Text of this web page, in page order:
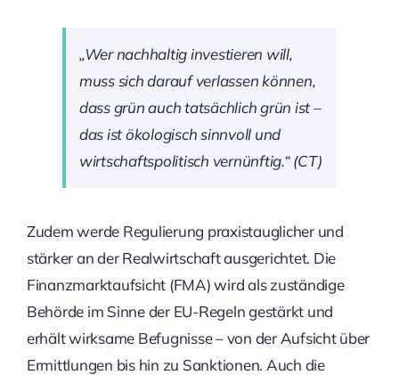
„Wer nachhaltig investieren will,
muss sich darauf verlassen können,
dassgrün auch tatsächlichgrün ist –
das ist ökologisch sinnvoll und
wirtschaftspolitisch vernünftig.“ (CT)
Zudem werde Regulierung praxistauglicher und
stärker an der Realwirtschaft ausgerichtet. Die
Finanzmarktaufsicht (FMA) wird als zuständige
Behörde im Sinne der EU-Regeln gestärkt und
erhält wirksame Befugnisse – von der Aufsicht über
Ermittlungen bis hin zu Sanktionen. Auch die